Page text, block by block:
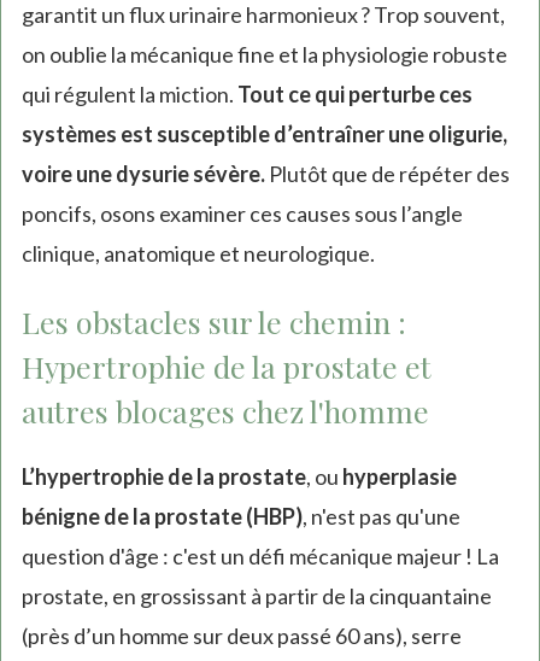
garantit un flux urinaire harmonieux ? Trop souvent,
on oublie la mécanique fine et la physiologie robuste
qui régulent la miction. Tout ce qui perturbe ces
systèmes est susceptible d’entraîner une oligurie,
voire une dysurie sévère.Plutôt que de répéter des
poncifs, osons examiner ces causes sous l’angle
clinique, anatomique et neurologique.
Les obstacles sur le chemin :
Hypertrophie de la prostate et
autres blocages chez l'homme
L’hypertrophie de la prostate, ou hyperplasie
bénigne de la prostate (HBP), n'est pas qu'une
question d'âge : c'est un défi mécanique majeur ! La
prostate, en grossissant à partir de la cinquantaine
(près d’un homme sur deux passé 60 ans), serre